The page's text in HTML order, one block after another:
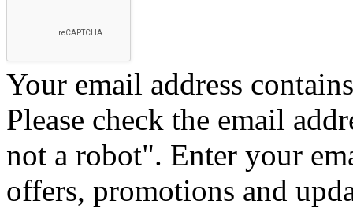
Your email address
Please check the email
not a robot". Enter your
offers, promotions and